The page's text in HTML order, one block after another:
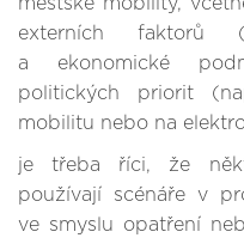
externích faktorů
a ekonomické
politických priorit
mobilitu nebo na
je třeba říci, že
používají scénáře v
ve smyslu opatření